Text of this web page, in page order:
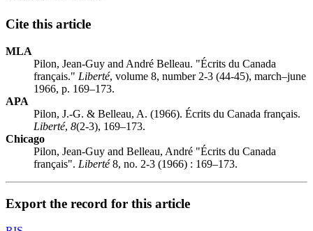
Cite this article
MLA
Pilon, Jean-Guy and André Belleau. "Écrits du Canada
français." Liberté, volume 8, number 2-3 (44-45), march–june
1966, p. 169–173.
APA
Pilon, J.-G. & Belleau, A. (1966). Écrits du Canada français.
Liberté, 8(2-3), 169–173.
Chicago
Pilon, Jean-Guy and Belleau, André "Écrits du Canada
français". Liberté8, no. 2-3 (1966) : 169–173.
Export the record for this article